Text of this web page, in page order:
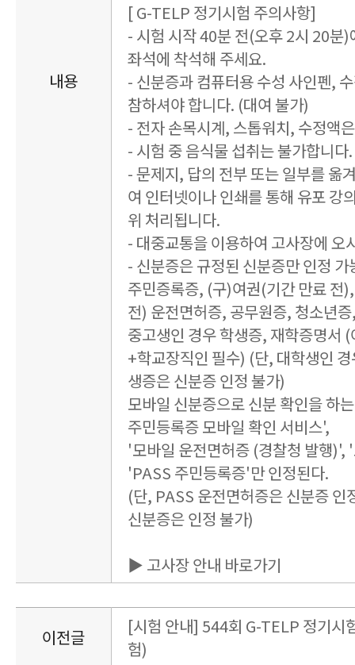
내용
[ G-TELP 정기시험 주의사항]
- 시험 시작 40분 전(오후 2시 20분)
좌석에 착석해 주세요.
- 신분증과 컴퓨터용 수성 사인펜,
참하셔야 합니다. (대여 불가)
- 전자 손목시계, 스톱워치, 수정액
- 시험 중 음식물 섭취는 불가합니
- 문제지, 답의 전부 또는 일부를 옮
여 인터넷이나 인쇄를 통해 유포 강
위 처리됩니다.
- 대중교통을 이용하여 고사장에 오
- 신분증은 규정된 신분증만 인정 가
주민증록증, (구)여권(기간 만료 전
전) 운전면허증, 공무원증, 청소년
중고생인 경우 학생증, 재학증명서
+학교장직인 필수) (단, 대학생인
생증은 신분증 인정 불가)
모바일 신분증으로 신분 확인을 하
주민등록증 모바일 확인 서비스',
'모바일 운전면허증 (경찰청 발행)',
'PASS 주민등록증'만 인정된다.
(단, PASS 운전면허증은 신분증 인
신분증은 인정 불가)
▶ 고사장 안내 바로가기
이전글
[시험 안내] 544회 G-TELP 정기
험)